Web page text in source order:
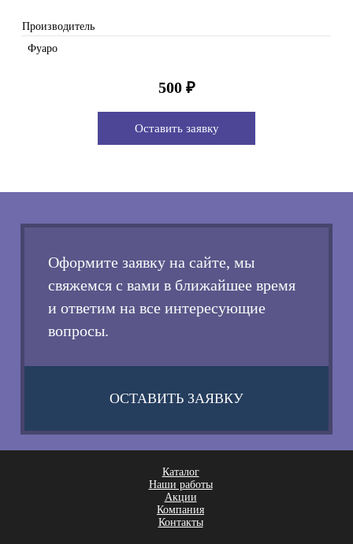
Производитель
Фуаро
500 ₽
Оставить заявку
Оформите заявку на сайте, мы
свяжемся с вами в ближайшее время
и ответим на все интересующие
вопросы.
ОСТАВИТЬ ЗАЯВКУ
Каталог
Наши работы
Акции
Компания
Контакты